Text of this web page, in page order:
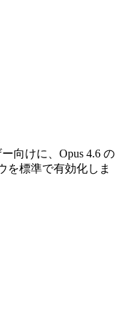
向けに、Opus 4.6 の
を標準で有効化しま